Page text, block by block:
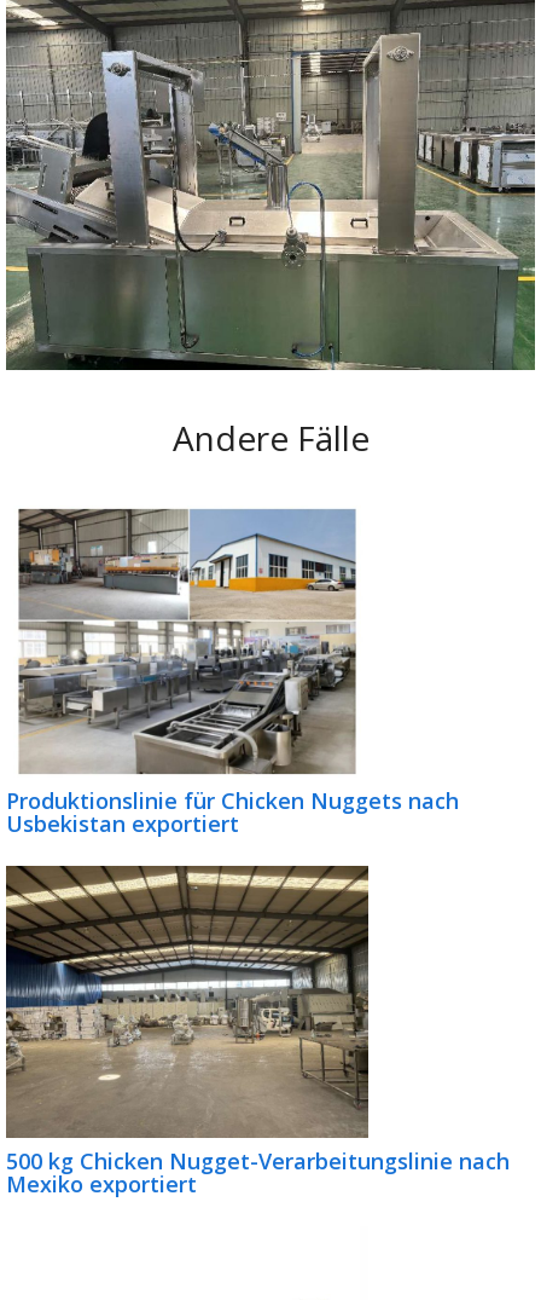
Andere Fälle
Produktionslinie für Chicken Nuggets nach
Usbekistan exportiert
500 kg Chicken Nugget-Verarbeitungslinie nach
Mexiko exportiert